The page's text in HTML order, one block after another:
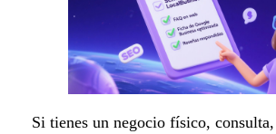
Si tienes un negocio físico,